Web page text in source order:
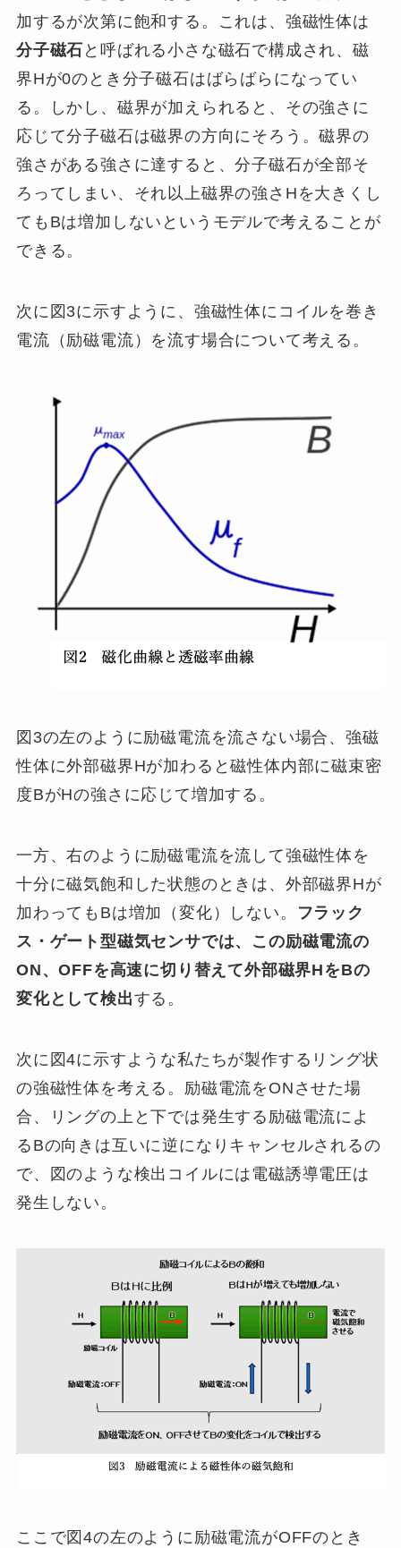
加するが次第に飽和する。これは、強磁性体は
分子磁石 と呼ばれる小さな磁石で構成され、磁
界Hが0のとき分子磁石はばらばらになってい
る。しかし、磁界が加えられると、その強さに
応じて分子磁石は磁界の方向にそろう。磁界の
強さがある強さに達すると、分子磁石が全部そ
ろってしまい、それ以上磁界の強さHを大きくし
てもBは増加しないというモデルで考えることが
できる。
次に図3に示すように、強磁性体にコイルを巻き
電流（励磁電流）を流す場合について考える。
図3の左のように励磁電流を流さない場合、強磁
性体に外部磁界Hが加わると磁性体内部に磁束密
度BがHの強さに応じて増加する。
一方、右のように励磁電流を流して強磁性体を
十分に磁気飽和した状態のときは、外部磁界Hが
加わってもBは増加（変化）しない。
フラック
ス・ゲート型磁気センサでは、この励磁電流の
ON 、OFFを高速に切り替えて外部磁界H をBの
変化として検出する。
次に図4に示すような私たちが製作するリング状
の強磁性体を考える。励磁電流をONさせた場
合、リングの上と下では発生する励磁電流によ
るBの向きは互いに逆になりキャンセルされるの
で、図のような検出コイルには電磁誘導電圧は
発生しない。
ここで図4の左のように励磁電流がOFFのとき